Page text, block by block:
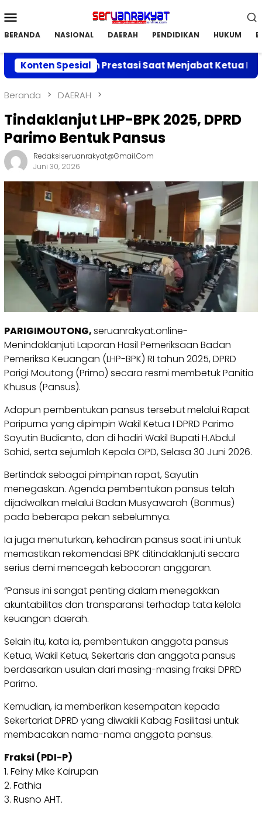
ke
Mobile
BERANDA NASIONAL DAERAH PENDIDIKAN HUKUM
Konten Spesial
Capaian Prestasi Saat Menjabat Ketua DPC APRI
Beranda DAERAH
Tindaklanjut LHP-BPK 2025, DPRD
Parimo Bentuk Pansus
Redaksiseruanrakyat@gmail.com
Juni 30, 2026
PARIGIMOUTONG,seruanrakyat.online-
Menindaklanjuti Laporan Hasil Pemeriksaan Badan
Pemeriksa Keuangan (LHP-BPK) RI tahun 2025, DPRD
Parigi Moutong (Primo) secara resmi membetuk Panitia
Khusus (Pansus).
Adapun pembentukan pansus tersebutmelalui Rapat
Paripurna yang dipimpin Wakil Ketua I DPRD Parimo
Sayutin Budianto, dan di hadiri Wakil Bupati H.Abdul
Sahid, serta sejumlah Kepala OPD, Selasa 30 Juni 2026.
Bertindak sebagai pimpinan rapat, Sayutin
menegaskan. Agenda pembentukan pansus telah
dijadwalkan melalui Badan Musyawarah (Banmus)
pada beberapa pekan sebelumnya.
Ia juga menuturkan, kehadiran pansus saat ini untuk
memastikan rekomendasi BPK ditindaklanjuti secara
serius demi mencegah kebocoran anggaran.
“Pansus ini sangat penting dalam menegakkan
akuntabilitas dan transparansi terhadap tata kelola
keuangan daerah.
Selain itu, kata ia, pembentukan anggota pansus
Ketua, Wakil Ketua, Sekertaris dan anggota pansus
berdasarkan usulan dari masing-masing fraksi DPRD
Parimo.
Kemudian, ia memberikan kesempatan kepada
Sekertariat DPRD yang diwakili Kabag Fasilitasi untuk
membacakan nama-nama anggota pansus.
Fraksi (PDI-P)
1. Feiny Mike Kairupan
2. Fathia
3. Rusno AHT.